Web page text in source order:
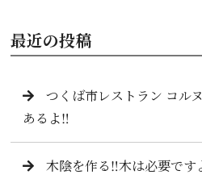
最近の投稿
つくば市レストラン コル
あるよ‼️
木陰を作る‼️木は必要です